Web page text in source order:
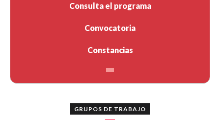
Consulta el programa
Convocatoria
Constancias
GRUPOS DE TRABAJO